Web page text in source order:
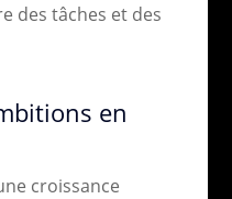
des tâches et des
en
croissance